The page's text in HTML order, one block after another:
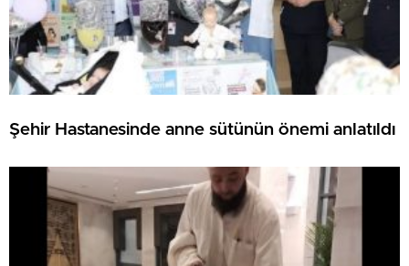
Şehir Hastanesinde anne sütünün önemi anlatıldı